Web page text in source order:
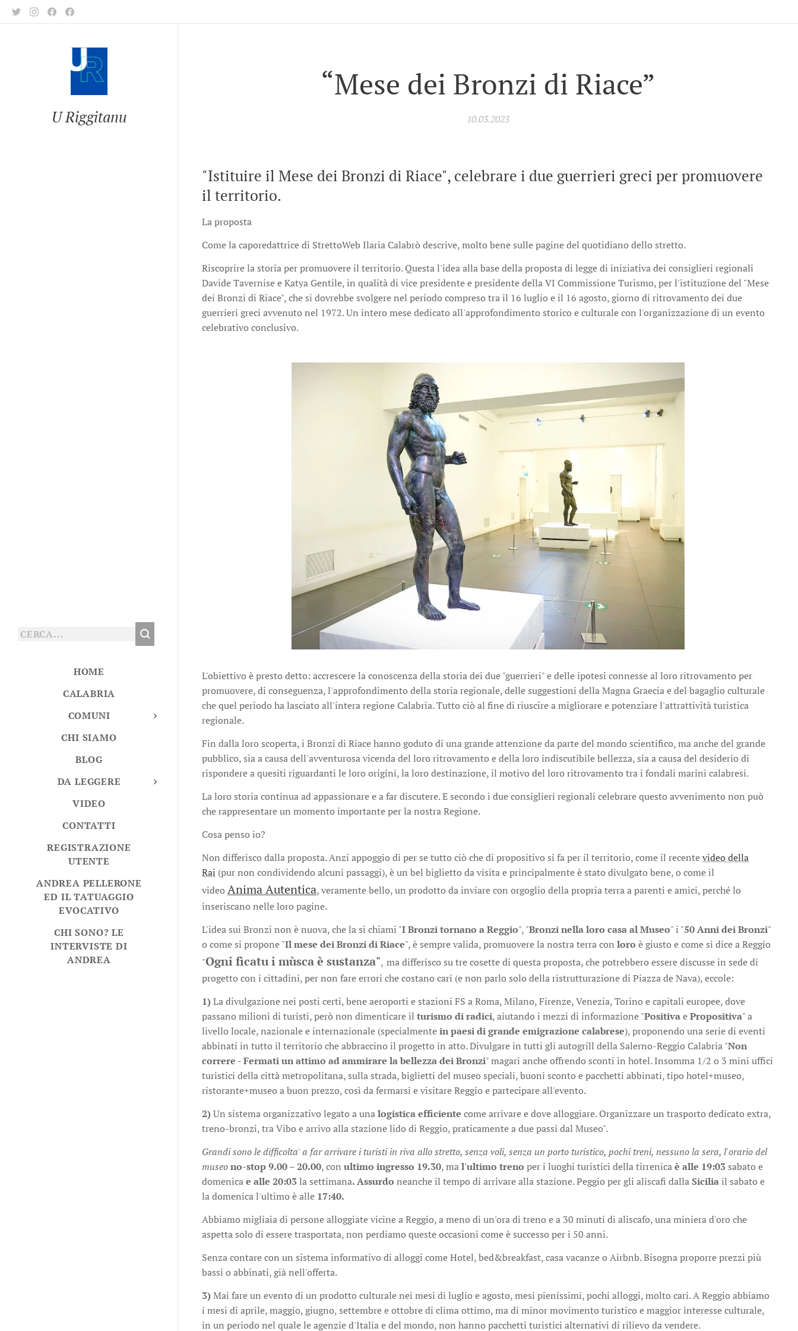
U Riggitanu
HOME
CALABRIA
COMUNI
CHI SIAMO
BLOG
DA LEGGERE
VIDEO
CONTATTI
REGISTRAZIONE
UTENTE
ANDREA PELLERONE
ED IL TATUAGGIO
EVOCATIVO
CHI SONO? LE
INTERVISTE DI
ANDREA
“Mese dei Bronzi di Riace”
10.03.2023
"Istituire il Mese dei Bronzi di Riace", celebrare i due guerrieri greci per promuovere
il territorio.
La proposta
Come la caporedattrice di StrettoWeb Ilaria Calabrò descrive, molto bene sulle pagine del quotidiano dello stretto.
Riscoprire la storia per promuovere il territorio. Questa l'idea alla base della proposta di legge di iniziativa dei consiglieri regionali
Davide Tavernise e Katya Gentile, in qualità di vice presidente e presidente della VI Commissione Turismo, per l'istituzione del "Mese
dei Bronzi di Riace", che si dovrebbe svolgere nel periodo compreso tra il 16 luglio e il 16 agosto, giorno di ritrovamento dei due
guerrieri greci avvenuto nel 1972. Un intero mese dedicato all'approfondimento storico e culturale con l'organizzazione di un evento
celebrativo conclusivo.
L'obiettivo è presto detto: accrescere la conoscenza della storia dei due "guerrieri" e delle ipotesi connesse al loro ritrovamento per
promuovere, di conseguenza, l'approfondimento della storia regionale, delle suggestioni della Magna Graecia e del bagaglio culturale
che quel periodo ha lasciato all'intera regione Calabria. Tutto ciò al fine di riuscire a migliorare e potenziare l'attrattività turistica
regionale.
Fin dalla loro scoperta, i Bronzi di Riace hanno goduto di una grande attenzione da parte del mondo scientifico, ma anche del grande
pubblico, sia a causa dell'avventurosa vicenda del loro ritrovamento e della loro indiscutibile bellezza, sia a causa del desiderio di
rispondere a quesiti riguardanti le loro origini, la loro destinazione, il motivo del loro ritrovamento tra i fondali marini calabresi.
La loro storia continua ad appassionare e a far discutere. E secondo i due consiglieri regionali celebrare questo avvenimento non può
che rappresentare un momento importante per la nostra Regione.
Cosa penso io?
Non differisco dalla proposta. Anzi appoggio di per se tutto ciò che di propositivo si fa per il territorio, come il recentevideo della
Rai (pur non condividendo alcuni passaggi), è un bel biglietto da visita e principalmente è stato divulgato bene, o come il
video Anima Autentica, veramente bello, un prodotto da inviare con orgoglio della propria terra a parenti e amici, perché lo
inseriscano nelle loro pagine.
L'idea sui Bronzi non è nuova, che la si chiami "I Bronzi tornano a Reggio", "Bronzi nella loro casa al Museo" i "50 Anni dei Bronzi"
o come si propone "Il mese dei Bronzi di Riace", è sempre valida, promuovere la nostra terra con loro è giusto e come si dice a Reggio
"Ogni fìcatu i mùsca è sustanza", ma differisco su tre cosette di questa proposta, che potrebbero essere discusse in sede di
progetto con i cittadini, per non fare errori che costano cari (e non parlo solo della ristrutturazione di Piazza de Nava), eccole:
1)La divulgazione nei posti certi, bene aeroporti e stazioni FS a Roma, Milano, Firenze, Venezia, Torino e capitali europee, dove
passano milioni di turisti, però non dimenticare il turismo di radici, aiutando i mezzi di informazione "PositivaePropositiva" a
livello locale, nazionale e internazionale (specialmentein paesi di grande emigrazione calabrese), proponendo una serie di eventi
abbinati in tutto il territorio che abbraccino il progetto in atto. Divulgare in tutti gli autogrill della Salerno-Reggio Calabria "Non
correre -Fermati un attimo ad ammirare la bellezza dei Bronzi" magari anche offrendo sconti in hotel. Insomma 1/2 o 3 mini uffici
turistici della città metropolitana, sulla strada, biglietti del museo speciali, buoni sconto e pacchetti abbinati, tipo hotel+museo,
ristorante+museo a buon prezzo, così da fermarsi e visitare Reggio e partecipare all'evento.
2)Un sistema organizzativo legato a unalogistica efficiente come arrivare e dove alloggiare. Organizzare un trasporto dedicato extra,
treno-bronzi, tra Vibo e arrivo alla stazione lido di Reggio, praticamente a due passi dal Museo".
Grandi sono le difficolta' a far arrivare i turisti in riva allo stretto, senza voli, senza un porto turistico, pochi treni, nessuno la sera, l'orario del
museono-stop 9.00 – 20.00, con ultimo ingresso 19.30, mal'ultimo treno per i luoghi turistici della tirrenicaè alle 19:03 sabato e
domenicae alle 20:03la settimana. Assurdo neanche il tempo di arrivare alla stazione. Peggio per gli aliscafi dallaSiciliail sabato e
la domenica l'ultimo è alle 17:40.
Abbiamo migliaia di persone alloggiate vicine a Reggio, a meno di un'ora di treno e a 30 minuti di aliscafo, una miniera d'oro che
aspetta solo di essere trasportata, non perdiamo queste occasioni come è successo per i 50 anni.
Senza contare con un sistema informativo di alloggi come Hotel, bed&breakfast, casa vacanze o Airbnb. Bisogna proporre prezzi più
bassi o abbinati, già nell'offerta.
3)Mai fare un evento di un prodotto culturale nei mesi di luglio e agosto, mesi pienissimi, pochi alloggi, molto cari. A Reggio abbiamo
i mesi di aprile, maggio, giugno, settembre e ottobre di clima ottimo, ma di minor movimento turistico e maggior interesse culturale,
in un periodo nel quale le agenzie d'Italia e del mondo, non hanno pacchetti turistici alternativi di rilievo da vendere.